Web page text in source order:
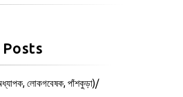
লোকগবেষক, পাঁশকুড়া)/